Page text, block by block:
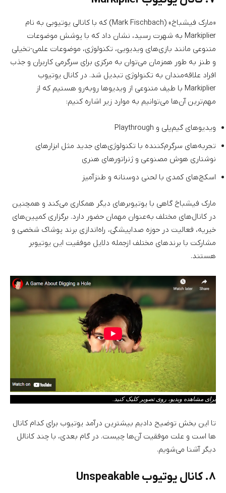
«مارک فیشباخ» (Mark Fischbach) که با کانالی یوتیوبی به نام
Markiplier به شهرت رسید، نشان داد که با پوشش موضوعات
متنوعی مانند بازی‌های ویدیویی، تکنولوژی، موضوعات علمی‌-تخیلی
و طنز به طور همزمان می‌توان به مرکزی برای سرگرمی کاربران و جذب
افراد علاقه‌مندان به تکنولوژی تبدیل شد. در کانال یوتیوب
Markiplier با طیف متنوعی از ویدیو‌ها روبه‌رو هستیم که از
مهم‌ترین آن‌ها می‌توانیم به موارد زیر اشاره کنیم:
ویدیو‌های گیم‌پلی و Playthrough
تجربه‌های سرگرم‌کننده با تکنولوژی‌های جدید مثل ابزارهای
نوشتاری هوش مصنوعی و ژنراتورهای هنری
اسکچ‌های کمدی با لحنی دوستانه و طنزآمیز
مارک فیشباخ گاهی با یوتیوبرهای دیگر همکاری می‌کند و همچنین
در کانال‌های مختلف به‌عنوان مهمان حضور دارد. برگزاری کمپین‌های
خیریه، فعالیت در حوزه صداپیشگی، راه‌اندازی برند پوشاک شخصی و
مشارکت با برند‌های مختلف ازجمله دلایل موفقیت این یوتیوبر
هستند.
برای مشاهده ویدیو، روی تصویر کلیک کنید.
تا این بخش توضیح دادیم بیشترین درآمد یوتیوب برای کدام کانال
ها است و علت موفقیت آن‌ها چیست. در گام بعدی، با چند کانالل
دیگر آشنا می‌شویم.
۸. کانال یوتیوب Unspeakable